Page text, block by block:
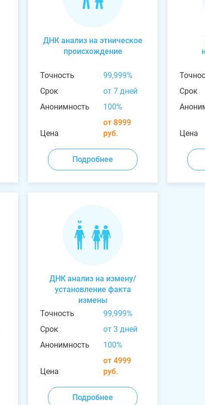
ДНК анализ на этническое
происхождение
Точность
99,999%
Срок
от 7 дней
Анонимность
100%
Цена
от 8999
руб.
Подробнее
Срок
Цена
ДНК анализ на измену/
установление факта
измены
Точность
99,999%
Срок
от 3 дней
Анонимность
100%
Цена
от 4999
руб.
Подробнее